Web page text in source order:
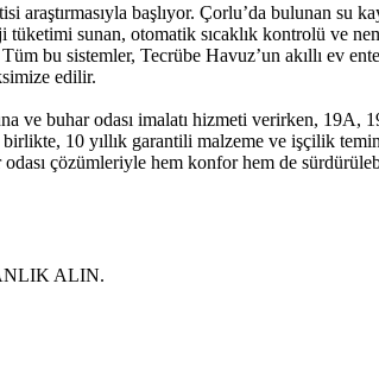
başlıyor. Çorlu’da bulunan su
sunan, otomatik sıcaklık kontrolü ve
Tüm bu sistemler, Tecrübe Havuz’un akıllı
edilir.
buhar odası imalatı hizmeti verirken, 19A,
10 yıllık garantili malzeme ve işçilik
çözümleriyle hem konfor hem de
ALIN.